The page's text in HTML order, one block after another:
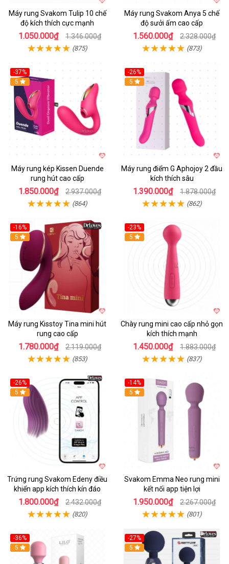
Máy rung Svakom Tulip 10 chế
độ kích thích cực mạnh
1.050.000₫ 1.346.000₫
(875)
Máy rung Svakom Anya 5 chế
độ sưởi ấm cao cấp
1.560.000₫ 2.328.000₫
(873)
-37%
Hot
5
Máy rung kép Kissen Duende
rung hút cao cấp
1.850.000₫ 2.937.000₫
(864)
-26%
Hot
5
Máy rung điểm G Aphojoy 2 đầu
kích thích sâu
1.390.000₫ 1.878.000₫
(862)
-16%
Hot
5
Máy rung Kisstoy Tina mini hút
rung cao cấp
1.780.000₫ 2.119.000₫
(853)
-23%
Hot
5
Chày rung mini cao cấp nhỏ gọn
kích thích mạnh
1.450.000₫ 1.883.000₫
(837)
-26%
Hot
5
Trứng rung Svakom Edeny điều
khiển app kích thích kín đáo
1.800.000₫ 2.432.000₫
(820)
-14%
Hot
5
Svakom Emma Neo rung mini
kết nối app tiện lợi
1.950.000₫ 2.267.000₫
(801)
-36%
Hot
5
-27%
Hot
5